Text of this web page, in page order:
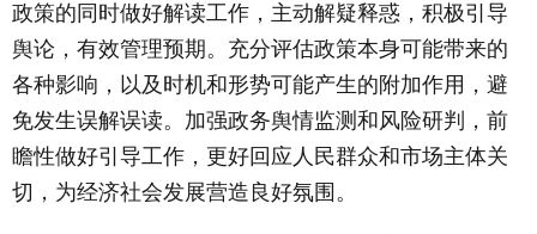
政策的同时做好解读工作，主动解疑释惑，积极引导
舆论，有效管理预期。充分评估政策本身可能带来的
各种影响，以及时机和形势可能产生的附加作用，避
免发生误解误读。加强政务舆情监测和风险研判，前
瞻性做好引导工作，更好回应人民群众和市场主体关
切，为经济社会发展营造良好氛围。